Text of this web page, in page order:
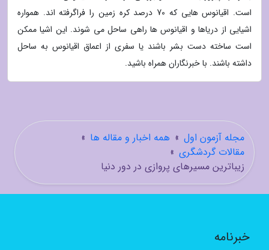
است. اقیانوس هایی که 70 درصد کره زمین را فراگرفته اند. همواره
اشیایی از دریاها و اقیانوس ها راهی ساحل می شوند. این اشیا ممکن
است ساخته دست بشر باشند یا سفری از اعماق اقیانوس به ساحل
داشته باشند. با خبرنگاران همراه باشید.
مجله آزمون اول » همه اخبار و مقاله ها »
مقالات گردشگری »
زیباترین مسیرهای پروازی در دور دنیا
خبرنامه